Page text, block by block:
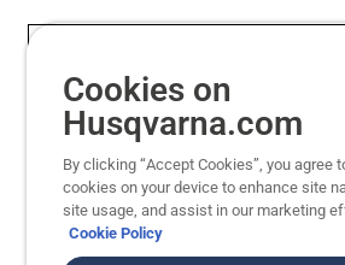
športové ihrisko alebo
Robotické kosačky Automower®
akumulátorové robotické
ihriská a plochy okolo
Modely kosačiek Automower®,
ako robotické kosačky
Cookies on
Husqvarna.com
By clicking “Accept Cookies”, you agree
cookies on your device to enhance site
site usage, and assist in our marketing
Cookie Policy